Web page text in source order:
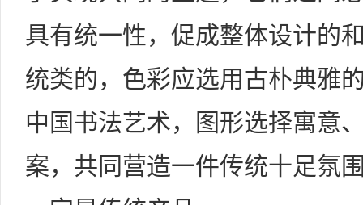
具有统一性，促成整体设计的
统类的，色彩应选用古朴典雅
中国书法艺术，图形选择寓意
案，共同营造一件传统十足氛